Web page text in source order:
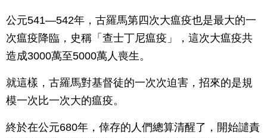
公元541—542年，古羅馬第四次大瘟疫也是最大的一
次瘟疫降臨，史稱「查士丁尼瘟疫」，這次大瘟疫共
造成3000萬至5000萬人喪生。
就這樣，古羅馬對基督徒的一次次迫害，招來的是規
模一次比一次大的瘟疫。
終於在公元680年，倖存的人們總算清醒了，開始譴責